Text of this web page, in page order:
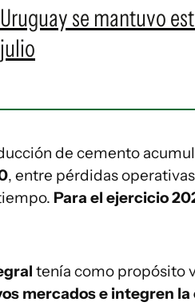
se mantuvo
de cemento
, entre pérdidas
Para el ejercicio
tenía como propósito
mercados e integren la